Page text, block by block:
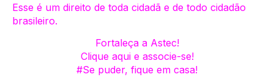
Esse é um direito de toda cidadã e de todo cidadão
brasileiro.
Fortaleça a Astec!
Clique aqui e associe-se!
#Se puder, fique em casa!